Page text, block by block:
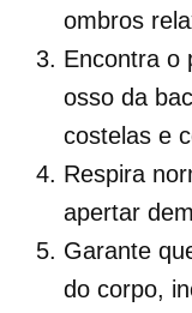
ombros
Encontra o
osso da
costelas e
Respira
apertar
Garante
do corpo,